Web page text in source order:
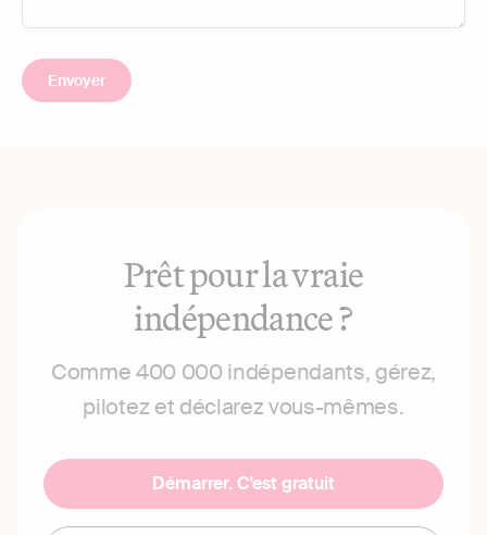
Prêt pour la vraie
indépendance ?
Comme 400 000 indépendants, gérez,
pilotez et déclarez vous-mêmes.
Démarrer. C'est gratuit